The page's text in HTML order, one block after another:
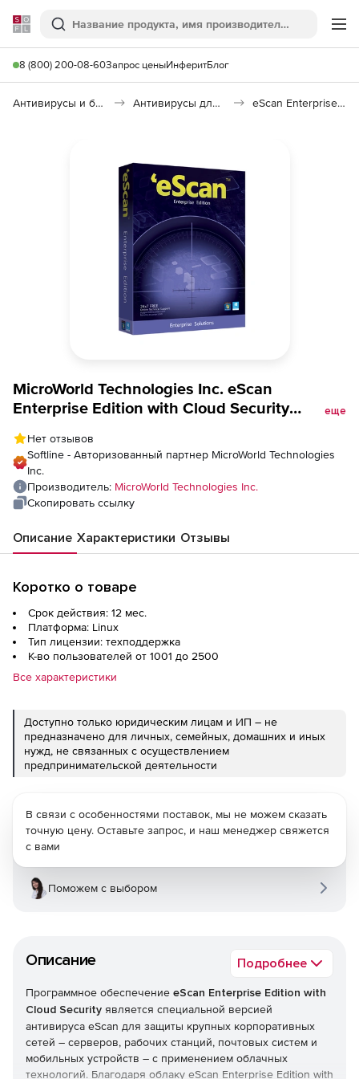
Softline
Поиск
8 (800) 200-08-60Запрос ценыИнферитБлог
Антивирусы и безопасность Антивирусы для организаций eScan Enterprise Edition with Cloud Security
MicroWorld Technologies Inc. eScan
Enterprise Edition with Cloud Security
государственных организаций для Linux на
1 год
еще
Нет отзывов
Softline - Авторизованный партнер MicroWorld Technologies
Inc.
Производитель: MicroWorld Technologies Inc.
Скопировать ссылку
Описание Характеристики Отзывы
Коротко о товаре
Срок действия: 12 мес.
Платформа: Linux
Тип лицензии: техподдержка
К-во пользователей от 1001 до 2500
Все характеристики
Доступно только юридическим лицам и ИП – не
предназначено для личных, семейных, домашних и иных
нужд, не связанных с осуществлением
предпринимательской деятельности
Описание Подробнее
Программное обеспечение eScan Enterprise Edition with
Cloud Security является специальной версией
антивируса eScan для защиты крупных корпоративных
сетей – серверов, рабочих станций, почтовых систем и
мобильных устройств – с применением облачных
технологий. Благодаря облаку eScan Enterprise Edition with
В связи с особенностями поставок, мы не можем сказать
точную цену. Оставьте запрос, и наш менеджер свяжется
с вами
Поможем с выбором